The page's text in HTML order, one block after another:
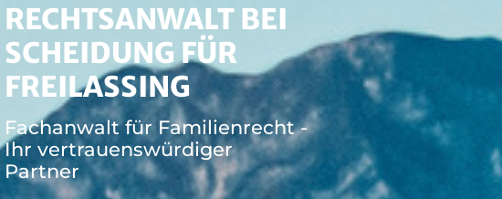
RECHTSANWALT BEI
SCHEIDUNG FÜR
FREILASSING
Fachanwalt für Familienrecht -
Ihr vertrauenswürdiger
Partner